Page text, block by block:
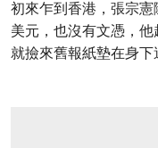
初來乍到香港，張宗
美元，也沒有文憑，
就撿來舊報紙墊在身下